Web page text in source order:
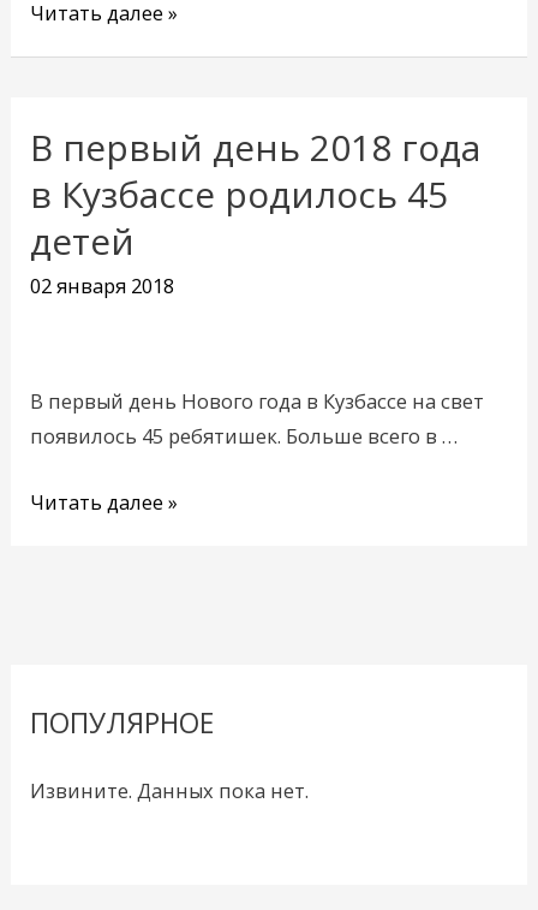
Читать далее »
В первый день 2018 года
в Кузбассе родилось 45
детей
02 января 2018
В первый день Нового года в Кузбассе на свет
появилось 45 ребятишек. Больше всего в …
В
день
2018
года
Читать далее »
ПОПУЛЯРНОЕ
Извините. Данных пока нет.